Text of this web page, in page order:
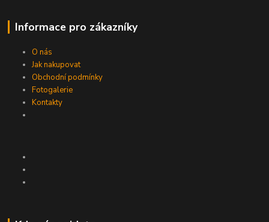
Informace pro zákazníky
O nás
Jak nakupovat
Obchodní podmínky
Fotogalerie
Kontakty